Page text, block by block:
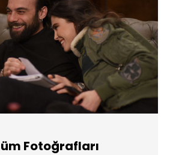
Fotoğrafları